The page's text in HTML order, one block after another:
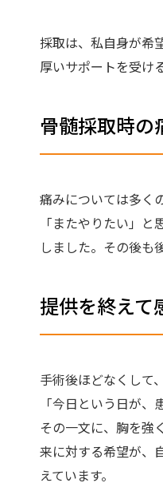
採取は、私自身が希
厚いサポートを受け
骨髄採取時の
痛みについては多く
「またやりたい」
しました。その後も
提供を終えて
手術後ほどなくして
「今日という日が、
その一文に、胸を強
来に対する希望が、
えています。